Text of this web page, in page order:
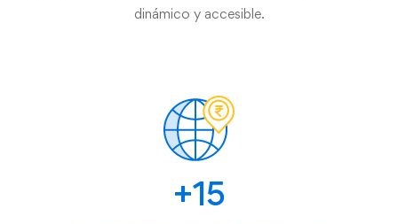
dinámico y accesible.
+15